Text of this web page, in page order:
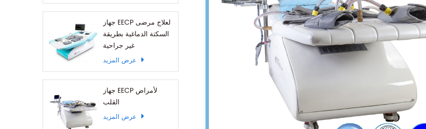
جهاز EECP لعلاج مرضى
السكتة الدماغية بطريقة
غير جراحية
عرض المزيد
جهاز EECP لأمراض
القلب
عرض المزيد